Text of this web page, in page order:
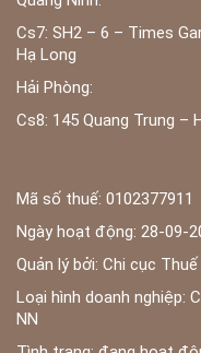
Cs7: SH2 – 6 – Times
Hạ Long
Hải Phòng:
Cs8: 145 Quang Trung –
Mã số thuế: 0102377911
Ngày hoạt động: 28-09-
Quản lý bởi: Chi cục
Loại hình doanh nghiệp:
NN